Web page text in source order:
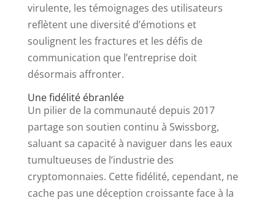
virulente, les témoignages des utilisateurs
reflètent une diversité d’émotions et
soulignent les fractures et les défis de
communication que l’entreprise doit
désormais affronter.
Une fidélité ébranlée
Un pilier de la communauté depuis 2017
partage son soutien continu à Swissborg,
saluant sa capacité à naviguer dans les eaux
tumultueuses de l’industrie des
cryptomonnaies. Cette fidélité, cependant, ne
cache pas une déception croissante face à la